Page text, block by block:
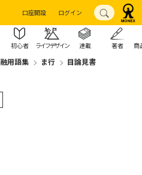
口座開設 ログイン
初心者 ライフデザイン 連載 著者 商
用語集 ま行 目論見書